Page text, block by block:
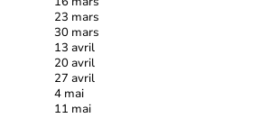
23 mars
30 mars
13 avril
20 avril
27 avril
4 mai
11 mai